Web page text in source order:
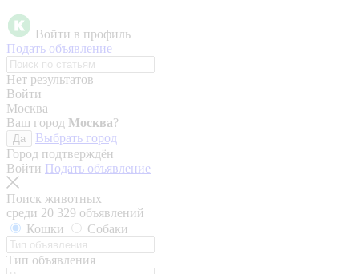
Войти в профиль
Подать объявление
Нет результатов
Войти
Москва
Ваш город Москва?
Да
Выбрать город
Город подтверждён
Войти Подать объявление
Поиск животных
среди 20 329 объявлений
Кошки
Собаки
Тип объявления